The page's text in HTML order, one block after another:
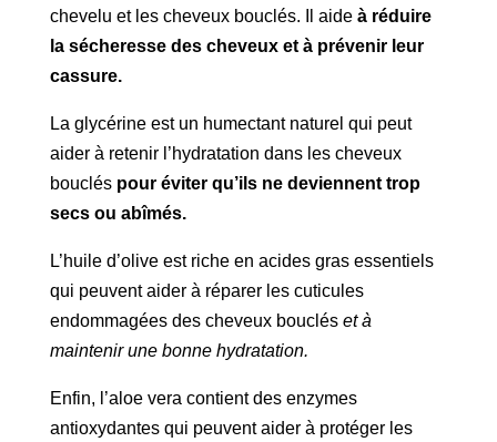
chevelu et les cheveux bouclés. Il aide à réduire
la sécheresse des cheveux et à prévenir leur
cassure.
La glycérine est un humectant naturel qui peut
aider à retenir l’hydratation dans les cheveux
bouclés pour éviter qu’ils ne deviennent trop
secs ou abîmés.
L’huile d’olive est riche en acides gras essentiels
qui peuvent aider à réparer les cuticules
endommagées des cheveux bouclés et à
maintenir une bonne hydratation.
Enfin, l’aloe vera contient des enzymes
antioxydantes qui peuvent aider à protéger les